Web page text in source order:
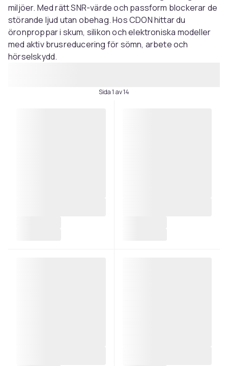
miljöer. Med rätt SNR-värde och passform blockerar de
störande ljud utan obehag. Hos CDON hittar du
öronproppar i skum, silikon och elektroniska modeller
med aktiv brusreducering för sömn, arbete och
hörselskydd.
Sida 1 av 14